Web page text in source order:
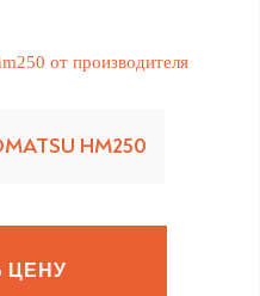
HM250
ЦЕНУ